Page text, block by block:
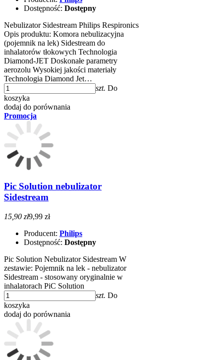
Dostępność: Dostępny
Nebulizator Sidestream Philips Respironics
Opis produktu: Komora nebulizacyjna
(pojemnik na lek) Sidestream do
inhalatorów tłokowych Technologia
Diamond-JET Doskonałe parametry
aerozolu Wysokiej jakości materiały
Technologia Diamond Jet…
szt. Do
koszyka
dodaj do porównania
Promocja
Pic Solution nebulizator
Sidestream
15,90 zł9,99 zł
Producent: Philips
Dostępność: Dostępny
Pic Solution Nebulizator Sidestream W
zestawie: Pojemnik na lek - nebulizator
Sidestream - stosowany oryginalnie w
inhalatorach PiC Solution
szt. Do
koszyka
dodaj do porównania